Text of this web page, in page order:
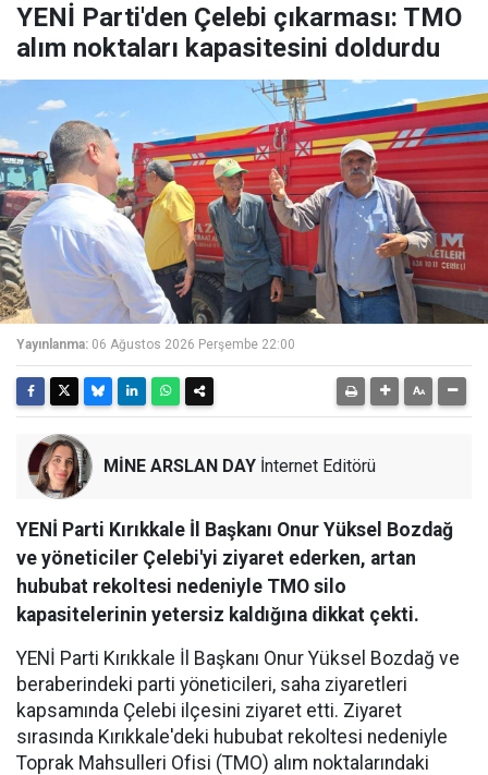
YENİ Parti'den Çelebi çıkarması: TMO
alım noktaları kapasitesini doldurdu
Yayınlanma: 06 Ağustos 2026 Perşembe 22:00
MİNE ARSLAN DAY İnternet Editörü
YENİ Parti Kırıkkale İl Başkanı Onur Yüksel Bozdağ
ve yöneticiler Çelebi'yi ziyaret ederken, artan
hububat rekoltesi nedeniyle TMO silo
kapasitelerinin yetersiz kaldığına dikkat çekti.
YENİ Parti Kırıkkale İl Başkanı Onur Yüksel Bozdağ ve
beraberindeki parti yöneticileri, saha ziyaretleri
kapsamında Çelebi ilçesini ziyaret etti. Ziyaret
sırasında Kırıkkale'deki hububat rekoltesi nedeniyle
Toprak Mahsulleri Ofisi (TMO) alım noktalarındaki